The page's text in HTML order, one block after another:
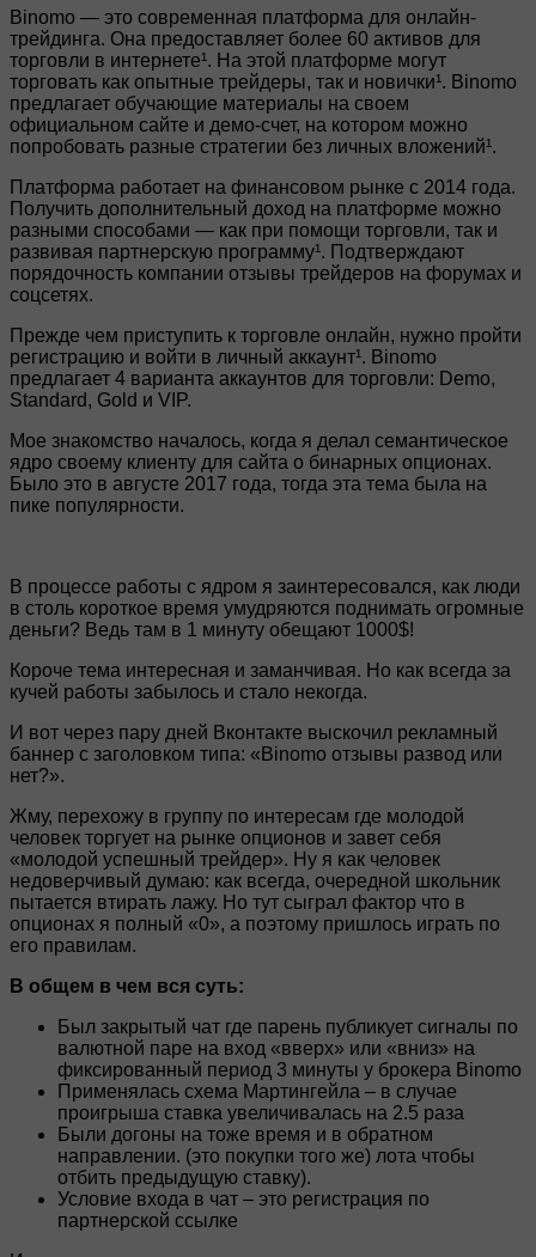
Binomo — это современная платформа для онлайн-
трейдинга. Она предоставляет более 60 активов для
торговли в интернете¹. На этой платформе могут
торговать как опытные трейдеры, так и новички¹. Binomo
предлагает обучающие материалы на своем
официальном сайте и демо-счет, на котором можно
попробовать разные стратегии без личных вложений¹.
Платформа работает на финансовом рынке с 2014 года.
Получить дополнительный доход на платформе можно
разными способами — как при помощи торговли, так и
развивая партнерскую программу¹. Подтверждают
порядочность компании отзывы трейдеров на форумах и
соцсетях.
Прежде чем приступить к торговле онлайн, нужно пройти
регистрацию и войти в личный аккаунт¹. Binomo
предлагает 4 варианта аккаунтов для торговли: Demo,
Standard, Gold и VIP.
Мое знакомство началось, когда я делал семантическое
ядро своему клиенту для сайта о бинарных опционах.
Было это в августе 2017 года, тогда эта тема была на
пике популярности.
В процессе работы с ядром я заинтересовался, как люди
в столь короткое время умудряются поднимать огромные
деньги? Ведь там в 1 минуту обещают 1000$!
Короче тема интересная и заманчивая. Но как всегда за
кучей работы забылось и стало некогда.
И вот через пару дней Вконтакте выскочил рекламный
баннер с заголовком типа: «Binomo отзывы развод или
нет?».
Жму, перехожу в группу по интересам где молодой
человек торгует на рынке опционов и завет себя
«молодой успешный трейдер». Ну я как человек
недоверчивый думаю: как всегда, очередной школьник
пытается втирать лажу. Но тут сыграл фактор что в
опционах я полный «0», а поэтому пришлось играть по
его правилам.
В общем в чем вся суть:
Был закрытый чат где парень публикует сигналы по
валютной паре на вход «вверх» или «вниз» на
фиксированный период 3 минуты у брокера Binomo
Применялась схема Мартингейла – в случае
проигрыша ставка увеличивалась на 2.5 раза
Были догоны на тоже время и в обратном
направлении. (это покупки того же) лота чтобы
отбить предыдущую ставку).
Условие входа в чат – это регистрация по
партнерской ссылке